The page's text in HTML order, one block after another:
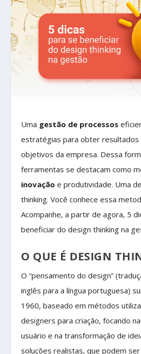
Uma gestão de processos
estratégias para obter resultados
objetivos da empresa. Dessa
ferramentas se destacam como
inovaçãoe produtividade. Uma
thinking. Você conhece essa
Acompanhe, a partir de agora, 5
beneficiar do design thinking na
O QUE É DESIGN
O “pensamento do design”
inglês para a língua portuguesa)
1960, baseado em métodos
designers para criação, focando
usuário e na transformação de
soluções realistas, que podem